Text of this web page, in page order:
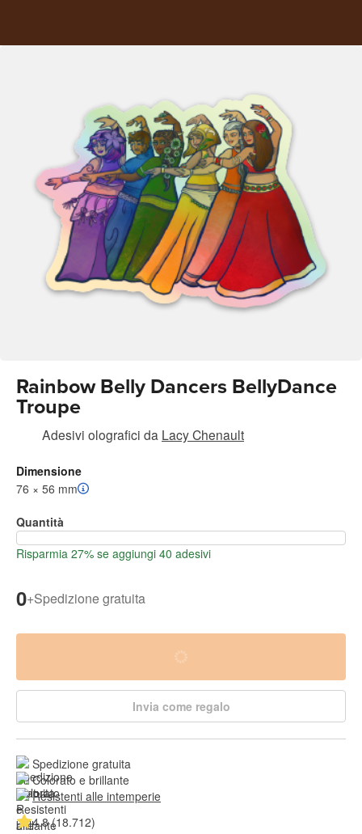
Rainbow Belly Dancers BellyDance
Troupe
Adesivi olografici da Lacy Chenault
Dimensione
76 × 56 mm
Quantità
Risparmia 27% se aggiungi 40 adesivi
0+Spedizione gratuita
Invia come regalo
Spedizione gratuita
Colorato e brillante
Resistenti alle intemperie
4.8 (18.712)